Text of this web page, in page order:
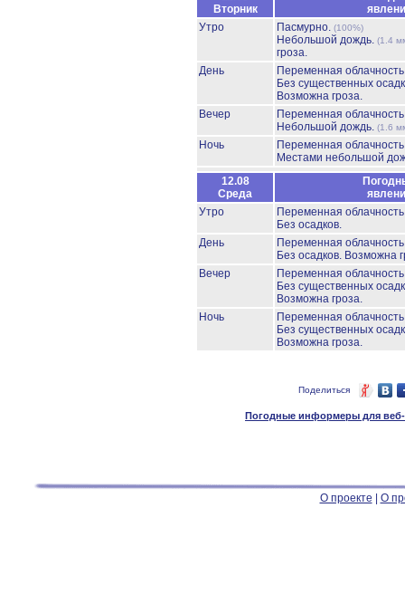
Вторник
Утро
Пасмурно. (100%)
Небольшой дождь. (1.4
гроза.
День
Переменная
Без существенных
Возможна гроза.
Вечер
Переменная
Небольшой дождь. (1.6
Ночь
Переменная
Местами небольшой
12.08
Среда
Утро
Переменная
Без осадков.
День
Переменная
Без осадков. Возможна
Вечер
Переменная
Без существенных
Возможна гроза.
Ночь
Переменная
Без существенных
Возможна гроза.
Поделиться
Погодные информеры для веб-
О проекте О